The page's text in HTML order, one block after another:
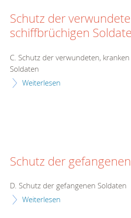
Schutz der
schiffbrüchigen
C. Schutz der verwundeten,
Soldaten
Weiterlesen
Schutz der
D. Schutz der gefangenen Soldaten
Weiterlesen